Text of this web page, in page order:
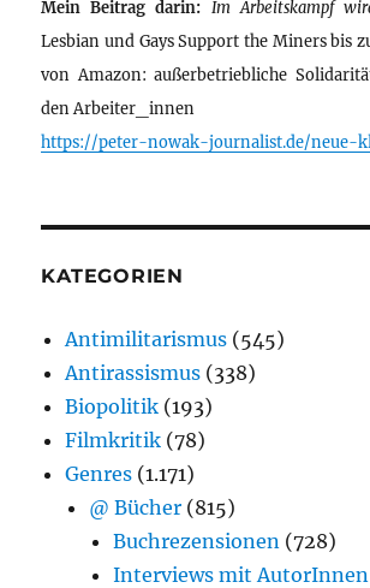
Mein Beitrag darin: Im Arbeitskampf
Lesbian und Gays Support the Miners bis
von Amazon: außerbetriebliche
den Arbeiter_innen
https://peter-nowak-journalist.de/neue-
KATEGORIEN
Antimilitarismus (545)
Antirassismus (338)
Biopolitik (193)
Filmkritik (78)
Genres (1.171)
@ Bücher (815)
Buchrezensionen (728)
Interviews mit